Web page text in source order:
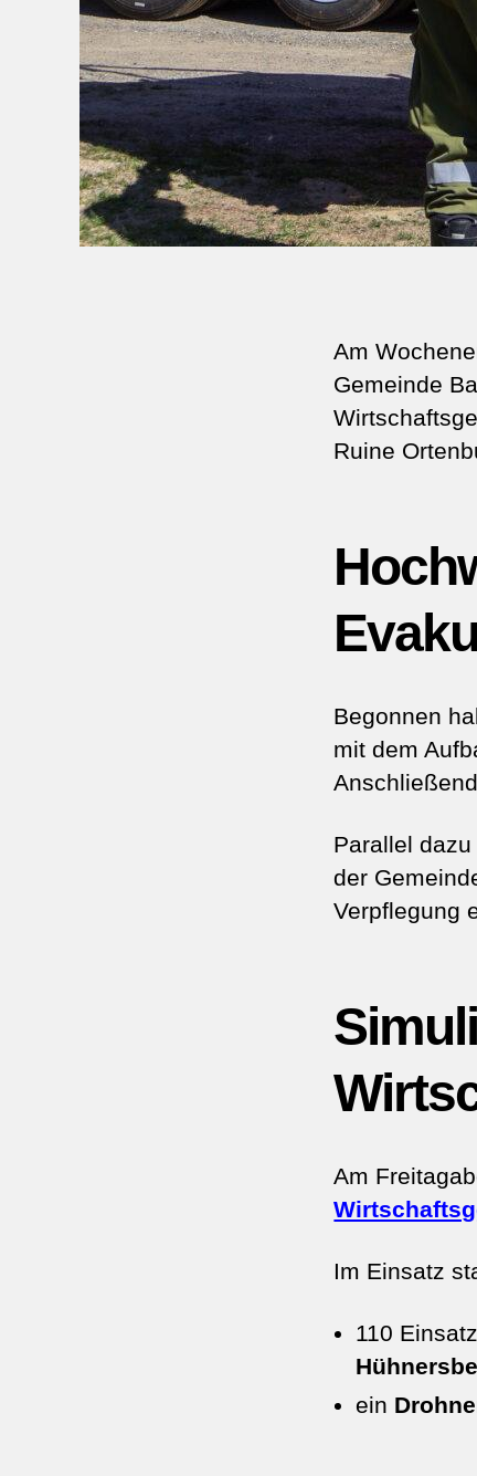
Am
Gemeinde
Ruine
Begonnen
mit dem
Parallel
der
Verpflegung
Am
Im Einsatz
110
ein